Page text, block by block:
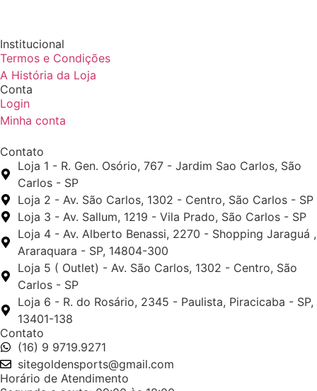
Institucional
Termos e Condições
A História da Loja
Conta
Login
Minha conta
Contato
Loja 1 - R. Gen. Osório, 767 - Jardim Sao Carlos, São
Carlos - SP
Loja 2 - Av. São Carlos, 1302 - Centro, São Carlos - SP
Loja 3 - Av. Sallum, 1219 - Vila Prado, São Carlos - SP
Loja 4 - Av. Alberto Benassi, 2270 - Shopping Jaraguá ,
Araraquara - SP, 14804-300
Loja 5 ( Outlet) - Av. São Carlos, 1302 - Centro, São
Carlos - SP
Loja 6 - R. do Rosário, 2345 - Paulista, Piracicaba - SP,
13401-138
Contato
(16) 9 9719.9271
sitegoldensports@gmail.com
Horário de Atendimento